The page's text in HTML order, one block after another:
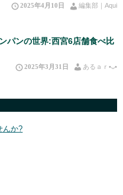
2025年4月10日 編集部｜Aqui
パンの世界:西宮6店舗食べ比
2025年3月31日 あるａｒ•⁠ᴗ⁠•⁠
んか?